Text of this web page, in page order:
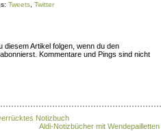
Tweets Twitter
diesem Artikel folgen, wenn du den
Kommentare und Pings sind nicht
Notizbuch
Aldi-Notizbücher mit Wendepailletten